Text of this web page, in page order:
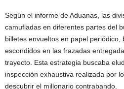
Según el informe de Aduanas, las
camufladas en diferentes partes del
billetes envueltos en papel periódico,
escondidos en las frazadas
trayecto. Esta estrategia buscaba
inspección exhaustiva realizada por
descubrir el millonario contrabando.